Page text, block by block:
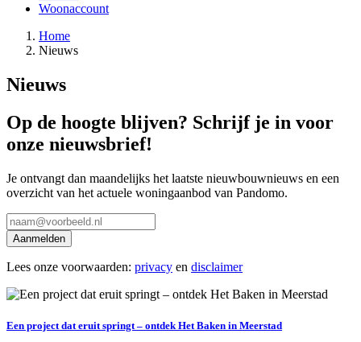
Woonaccount
Home
Nieuws
Nieuws
Op de hoogte blijven? Schrijf je in voor
onze nieuwsbrief!
Je ontvangt dan maandelijks het laatste nieuwbouwnieuws en een
overzicht van het actuele woningaanbod van Pandomo.
Aanmelden
Lees onze voorwaarden: privacy en disclaimer
Een project dat eruit springt – ontdek Het Baken in Meerstad